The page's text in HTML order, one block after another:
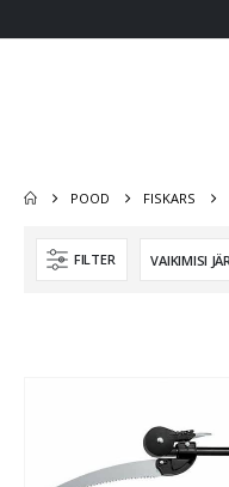
POOD FISKARS
FILTER